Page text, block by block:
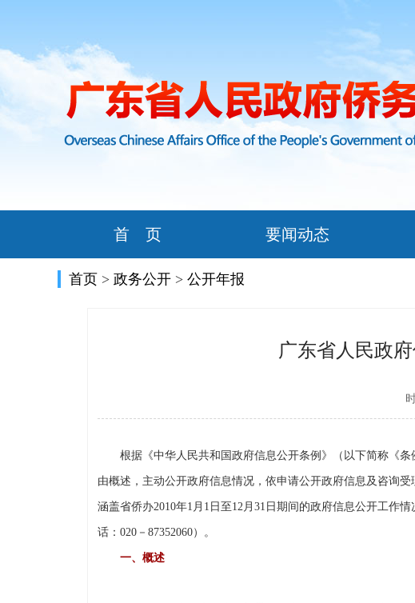
首 页 要闻动态
首页 > 政务公开 > 公开年报
广东省人民政
根据《中华人民共和国政府信息公开条例》（以下简称《条
由概述，主动公开政府信息情况，依申请公开政府信息及咨询
涵盖省侨办2010年1月1日至12月31日期间的政府信息公开工作
话：020－87352060）。
一、概述